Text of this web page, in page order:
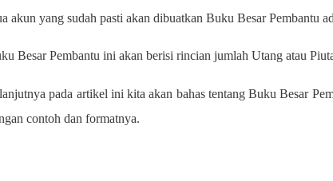
akun yang sudah pasti akan dibuatkan Buku Besar Pembantu
Besar Pembantu ini akan berisi rincian jumlah Utang atau
pada artikel ini kita akan bahas tentang Buku Besar
contoh dan formatnya.